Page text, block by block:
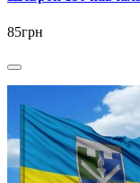
85грн